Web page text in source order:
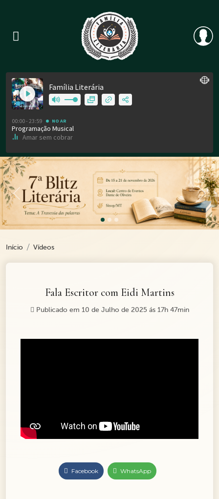
Previous
Início Vídeos
Fala Escritor com Eidi Martins
Publicado em 10 de Julho de 2025 ás 17h 47min
Facebook WhatsApp